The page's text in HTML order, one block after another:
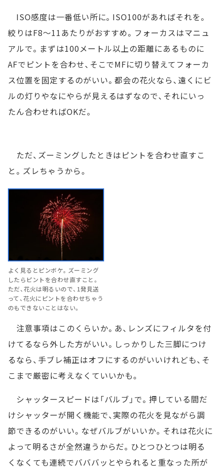
ISO感度は一番低い所に。ISO100があればそれを。
絞りはF8～11あたりがおすすめ。フォーカスはマニュ
アルで。まずは100メートル以上の距離にあるものに
AFでピントを合わせ、そこでMFに切り替えてフォーカ
ス位置を固定するのがいい。都会の花火なら、遠くにビ
ルの灯りやなにやらが見えるはずなので、それにいっ
たん合わせればOKだ。
ただ、ズーミングしたときはピントを合わせ直すこ
と。ズレちゃうから。
よく見るとピンボケ。ズーミング
したらピントを合わせ直すこと。
ただ、花火は明るいので、1発見送
って、花火にピントを合わせちゃう
のもできないことはない。
注意事項はこのくらいか。あ、レンズにフィルタを付
けてるなら外した方がいい。しっかりした三脚につけ
るなら、手ブレ補正はオフにするのがいいけれども、そ
こまで厳密に考えなくていいかも。
シャッタースピードは「バルブ」で。押している間だ
けシャッターが開く機能で、実際の花火を見ながら調
節できるのがいい。なぜバルブがいいか。それは花火に
よって明るさが全然違うからだ。ひとつひとつは明る
くなくても連続でバババッとやられると重なった所が